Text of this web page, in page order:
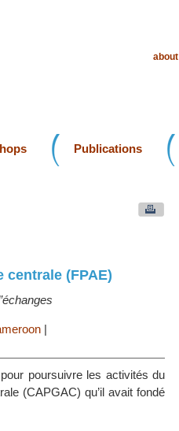
about
Publications
(FPAE)
|
poursuivre les activités du
(CAPGAC) qu’il avait fondé